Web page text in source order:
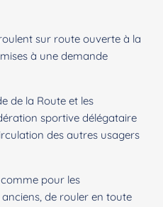
sur route ouverte à la
à une demande
de la Route et les
sportive délégataire
des autres usagers
pour les
de rouler en toute